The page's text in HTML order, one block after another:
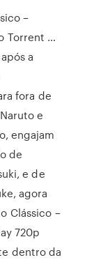
–
Torrent …
a
fora de
e
engajam
de
e de
agora
Clássico –
720p
dentro da